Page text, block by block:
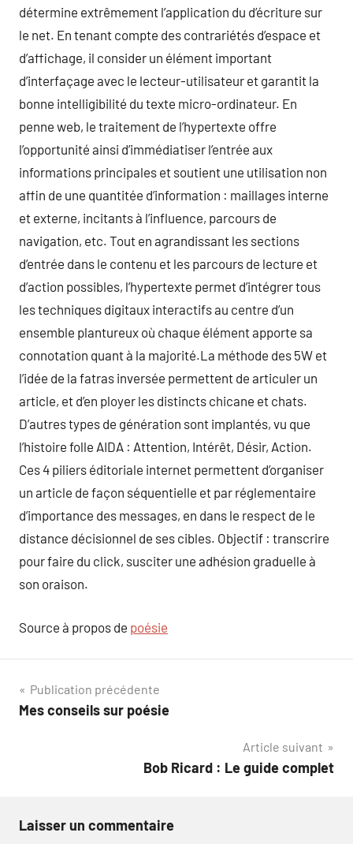
détermine extrêmement l’application du d’écriture sur
le net. En tenant compte des contrariétés d’espace et
d’affichage, il consider un élément important
d’interfaçage avec le lecteur-utilisateur et garantit la
bonne intelligibilité du texte micro-ordinateur. En
penne web, le traitement de l’hypertexte offre
l’opportunité ainsi d’immédiatiser l’entrée aux
informations principales et soutient une utilisation non
affin de une quantitée d’information : maillages interne
et externe, incitants à l’influence, parcours de
navigation, etc. Tout en agrandissant les sections
d’entrée dans le contenu et les parcours de lecture et
d’action possibles, l’hypertexte permet d’intégrer tous
les techniques digitaux interactifs au centre d’un
ensemble plantureux où chaque élément apporte sa
connotation quant à la majorité.La méthode des 5W et
l’idée de la fatras inversée permettent de articuler un
article, et d’en ployer les distincts chicane et chats.
D’autres types de génération sont implantés, vu que
l’histoire folle AIDA : Attention, Intérêt, Désir, Action.
Ces 4 piliers éditoriale internet permettent d’organiser
un article de façon séquentielle et par réglementaire
d’importance des messages, en dans le respect de le
distance décisionnel de ses cibles. Objectif : transcrire
pour faire du click, susciter une adhésion graduelle à
son oraison.
Source à propos de poésie
Navigation
de
Publication précédente
Mes conseils sur poésie
Article suivant
Bob Ricard : Le guide complet
Laisser un commentaire